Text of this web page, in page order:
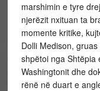
marshimin e tyre
njerëzit nxituan ta
momente kritike,
Dolli Medison,
shpëtoi nga Shtëpia
Washingtonit dhe
rënë në duart e